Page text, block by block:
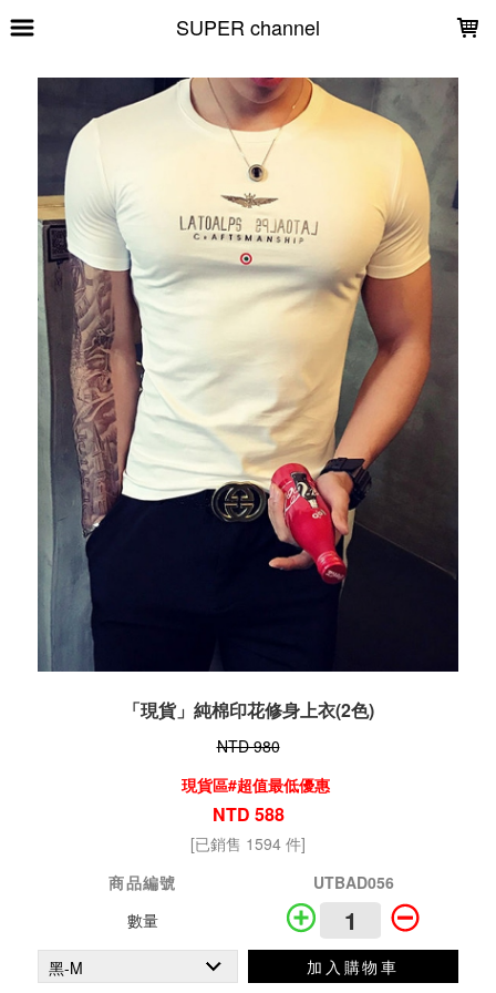
SUPER channel
「現貨」純棉印花修身上衣(2色)
NTD 980
現貨區#超值最低優惠
NTD 588
[已銷售 1594 件]
商品編號
UTBAD056
數量
加入購物車